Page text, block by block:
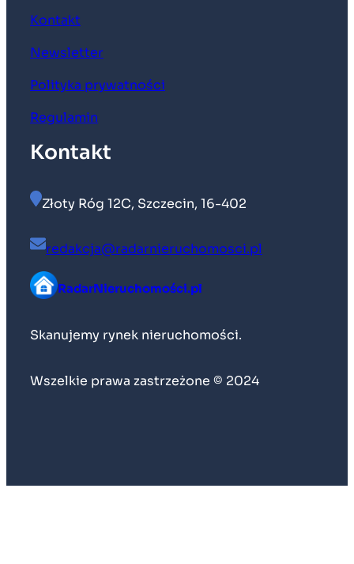
Kontakt
Newsletter
Polityka prywatności
Regulamin
Kontakt
Złoty Róg 12C, Szczecin, 16-402
redakcja@radarnieruchomosci.pl
RadarNieruchomości.pl
Skanujemy rynek nieruchomości.
Wszelkie prawa zastrzeżone © 2024